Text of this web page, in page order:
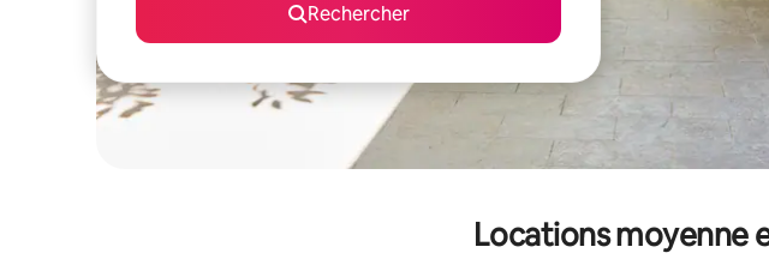
Rechercher
Locations moyenne